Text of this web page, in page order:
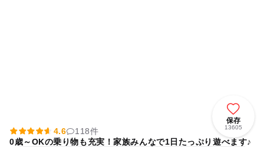
保存
13605
4.6
118件
0歳～OKの乗り物も充実！家族みんなで1日たっぷり遊べます♪